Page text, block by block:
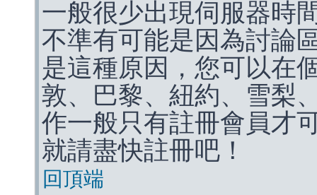
一般很少出現伺服器時
不準有可能是因為討論
是這種原因，您可以在
敦、巴黎、紐約、雪梨
作一般只有註冊會員才
就請盡快註冊吧！
回頂端